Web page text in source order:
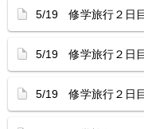
5/19 修学旅行２日
5/19 修学旅行２日
5/19 修学旅行２日